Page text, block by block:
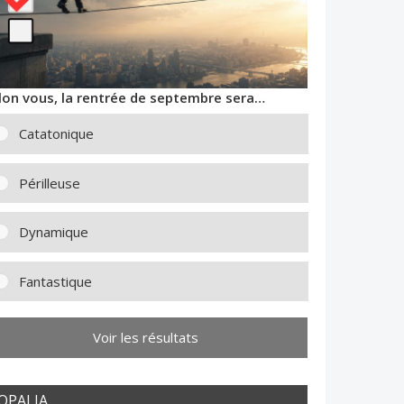
vous, la rentrée de septembre sera…
Catatonique
Périlleuse
Dynamique
Fantastique
Voir les résultats